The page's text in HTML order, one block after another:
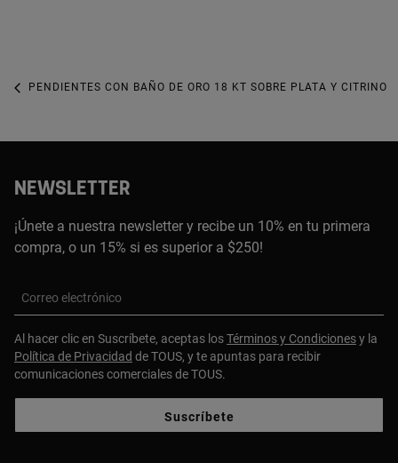
PENDIENTES CON BAÑO DE ORO 18 KT SOBRE PLATA Y CITRINO
NEWSLETTER
¡Únete a nuestra newsletter y recibe un 10% en tu primera
compra, o un 15% si es superior a $250!
Correo electrónico
Al hacer clic en Suscríbete, aceptas losTérminos y Condicionesy la
Política de Privacidad de TOUS, y te apuntas para recibir
comunicaciones comerciales de TOUS.
Suscríbete